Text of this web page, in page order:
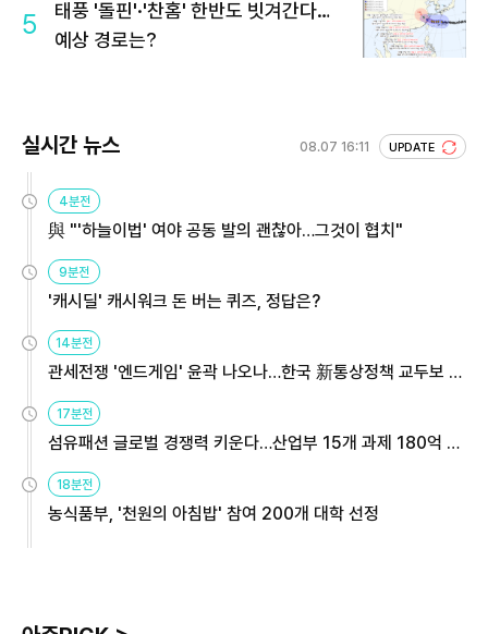
5
태풍 '돌핀'·'찬홈' 한반도 빗겨간다…
예상 경로는?
실시간 뉴스 08.07 16:11 UPDATE
4분전
與 "'하늘이법' 여야 공동 발의 괜찮아…그것이 협치"
9분전
'캐시딜' 캐시워크 돈 버는 퀴즈, 정답은?
14분전
관세전쟁 '엔드게임' 윤곽 나오나…한국 新통상정책 교두보 활
용해야
17분전
섬유패션 글로벌 경쟁력 키운다…산업부 15개 과제 180억 지
원
18분전
농식품부, '천원의 아침밥' 참여 200개 대학 선정